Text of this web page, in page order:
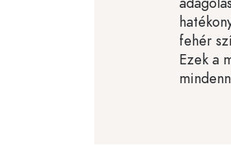
fehér
Ezek a